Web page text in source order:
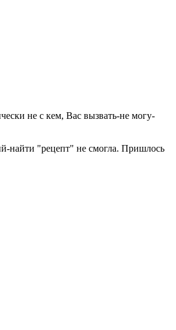
не с кем, Вас вызвать-не могу-
найти "рецепт" не смогла. Пришлось